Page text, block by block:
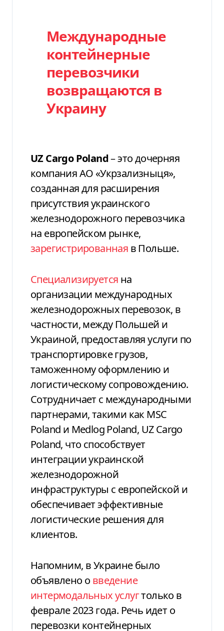
Международные
контейнерные
перевозчики
возвращаются в
Украину
UZ Cargo Poland– это дочерняя
компания АО «Укрзализныця»,
созданная для расширения
присутствия украинского
железнодорожного перевозчика
на европейском рынке,
зарегистрированная в Польше.
Специализируется на
организации международных
железнодорожных перевозок, в
частности, между Польшей и
Украиной, предоставляя услуги по
транспортировке грузов,
таможенному оформлению и
логистическому сопровождению.
Сотрудничает с международными
партнерами, такими как MSC
Poland и Medlog Poland, UZ Cargo
Poland, что способствует
интеграции украинской
железнодорожной
инфраструктуры с европейской и
обеспечивает эффективные
логистические решения для
клиентов.
Напомним, в Украине было
объявлено о введение
интермодальных услугтолько в
феврале 2023 года. Речь идет о
перевозки контейнерных